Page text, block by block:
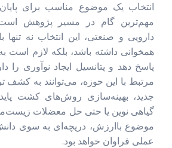
انتخاب یک موضوع مناسب برای
مهم‌ترین گام در مسیر پژوهش
دارویی و صنعتی، این انتخاب نه تنها
همخوانی داشته باشد، بلکه لازم است
پاسخ دهد و پتانسیل ایجاد نوآوری را
مرتبط با این حوزه، می‌توانند به کشف
جدید، بهینه‌سازی روش‌های کشت
گیاهی نوین یا حتی حل معضلات
موضوع باارزش، دریچه‌ای به سوی
عملی فراوان خواهد بود.